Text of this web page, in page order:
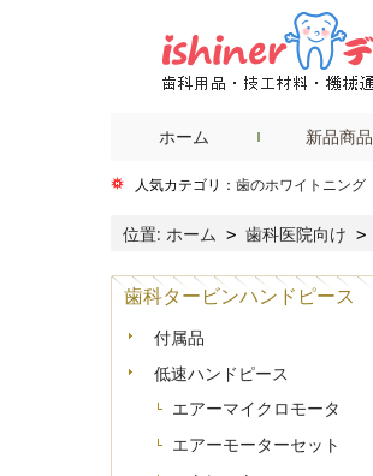
ホーム 新品商品
人気カテゴリ： 歯のホワイトニング
位置: ホーム > 歯科医院向け >
歯科タービンハンドピース
付属品
低速ハンドピース
エアーマイクロモータ
エアーモーターセット